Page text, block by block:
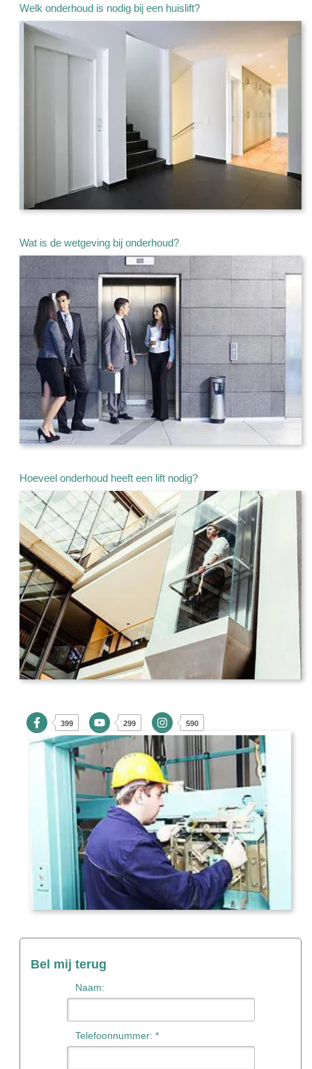
Welk onderhoud is nodig bij een huislift?
Wat is de wetgeving bij onderhoud?
Hoeveel onderhoud heeft een lift nodig?
399 299 590
Bel mij terug
Naam:
Telefoonnummer: *